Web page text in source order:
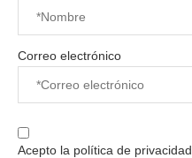
Correo electrónico
Acepto la política de privacidad